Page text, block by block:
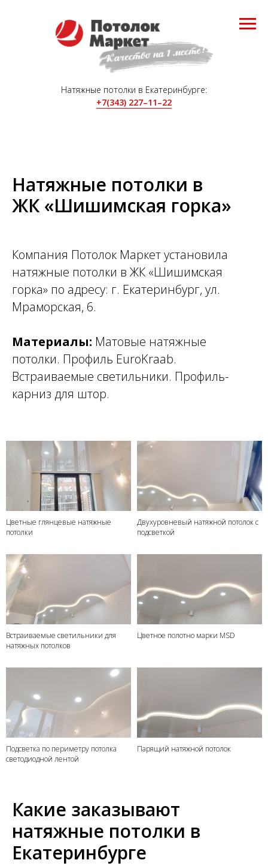
Натяжные потолки в Екатеринбурге:
+7(343) 227–11–22
Натяжные потолки в
ЖК«Шишимская горка»
Компания Потолок Маркет установила
натяжные потолки в ЖК «Шишимская
горка» по адресу: г. Екатеринбург, ул.
Мраморская, 6.
Материалы: Матовые натяжные
потолки. Профиль EuroKraab.
Встраиваемые светильники. Профиль-
карниз для штор.
Цветные глянцевые натяжные
потолки
Двухуровневый натяжной потолок с
подсветкой
Встраиваемые светильники для
натяжных потолков
Цветное полотно марки MSD
Подсветка по периметру потолка
светодиодной лентой
Парящий натяжной потолок
Какие заказывают
натяжные потолки в
Екатеринбурге